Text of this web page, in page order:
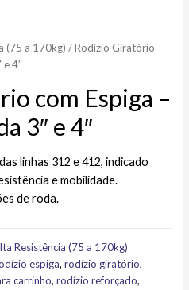
(75 a 170kg)​ / Rodízio Giratório
e 4″
com Espiga –
3″ e 4″
linhas 312 e 412, indicado
e mobilidade.
de roda.
Resistência (75 a 170kg)​
espiga,rodízio giratório,
carrinho,rodízio reforçado,